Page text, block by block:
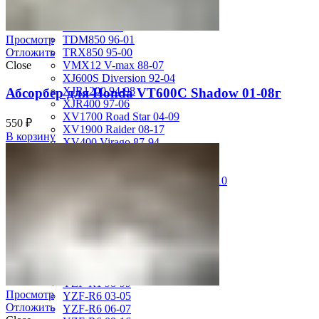
TDM850 96-01
TRX850 95-00
VMX12 V-max 88-07
XJ600S Diversion 92-04
XJR1200 94-98
XJR400 97-06
XV1700 Road Star 04-09
XV1900 Raider 08-17
XV400 Virago 87-94
XVZ1300 Royal Star Venture 01-10
YZF-R1 04-06
YZF-R1 07-08
YZF-R1 98-99
YZF-R6 03-05
YZF-R6 06-07
Просмотр
Отложить
Close
Абсорбер для Honda VT600C Shadow 01-08г
550 ₽
В корзину
Просмотр
Отложить